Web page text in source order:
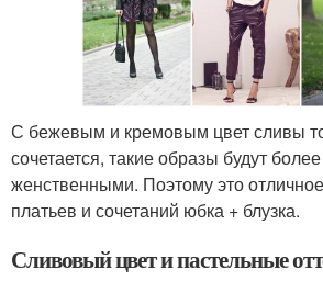
С бежевым и кремовым цвет сливы
сочетается, такие образы будут
женственными. Поэтому это
платьев и сочетаний юбка + блузка.
Сливовый цвет и пастельные